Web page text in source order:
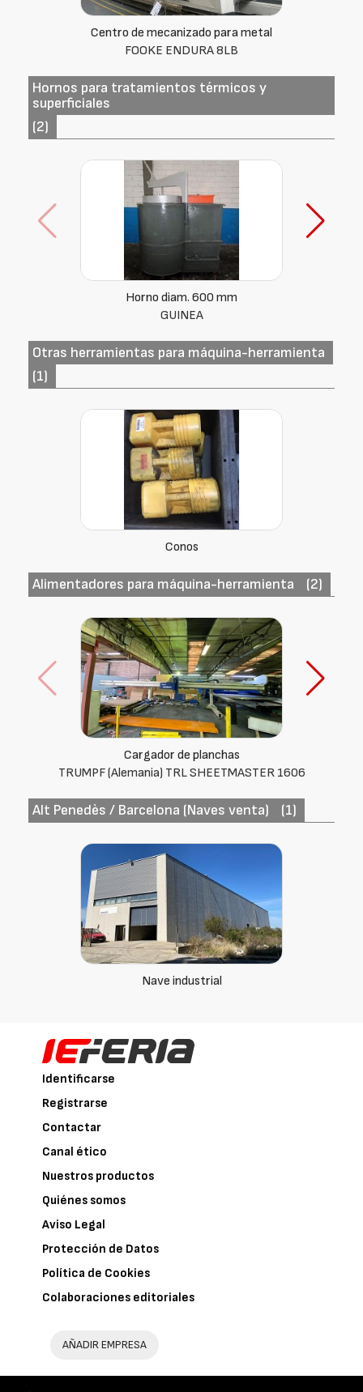
Centro de mecanizado para metal
MKM 15/70 RO
Hornos para tratamientos térmicos y
superficiales
(2)
Horno diam. 460 mm
GUINEA
Otras herramientas para máquina-herramienta
(1)
Conos
Alimentadores para máquina-herramienta (2)
Abanzabarras
LNS
Alt Penedès / Barcelona (Naves venta) (1)
Nave industrial
Identificarse
Registrarse
Contactar
Canal ético
Nuestros productos
Quiénes somos
Aviso Legal
Protección de Datos
Política de Cookies
Colaboraciones editoriales
AÑADIR EMPRESA